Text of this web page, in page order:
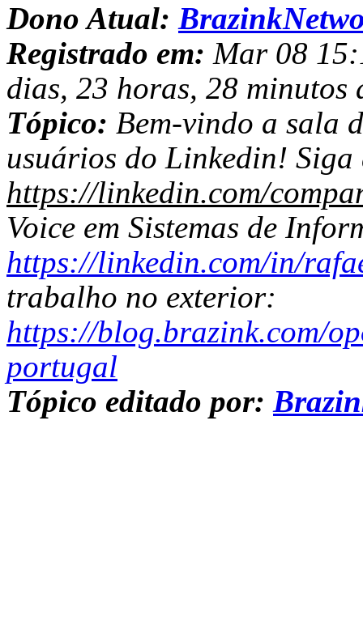
Dono Atual:
Registrado em: Mar 08
dias, 23 horas, 28 minutos
Tópico: Bem-vindo a sala
usuários do Linkedin!
https://linkedin.com/
Voice em Sistemas de
https://linkedin.com/in/
trabalho no exterior:
https://blog.brazink.com/
portugal
Tópico editado por: